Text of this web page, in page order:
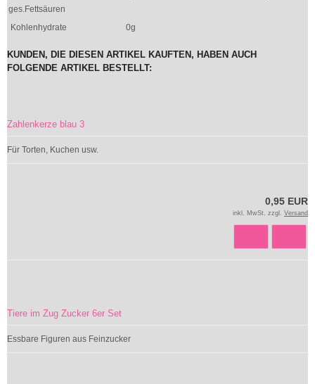
ges.Fettsäuren
Kohlenhydrate 0g
KUNDEN, DIE DIESEN ARTIKEL KAUFTEN, HABEN AUCH
FOLGENDE ARTIKEL BESTELLT:
Zahlenkerze blau 3
Für Torten, Kuchen usw.
0,95 EUR
inkl. MwSt. zzgl. Versand
Tiere im Zug Zucker 6er Set
Essbare Figuren aus Feinzucker